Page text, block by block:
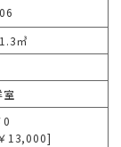
㎥
室
0
13,000]